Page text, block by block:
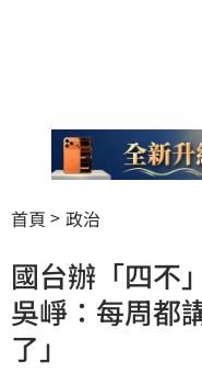
首頁 政治
國台辦「四不
吳崢：每周都
了」